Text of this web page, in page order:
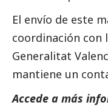
El envío de este
coordinación con
Generalitat
mantiene un
Accede a más